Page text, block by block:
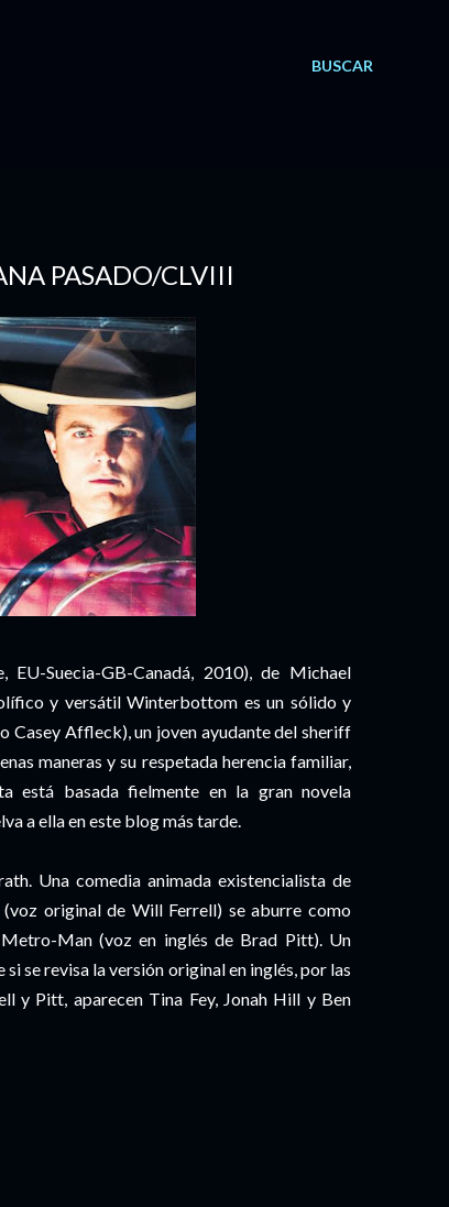
BUSCAR
PASADO/CLVIII
Suecia-GB-Canadá, 2010), de Michael
y versátil Winterbottom es un sólido y
Casey Affleck), un joven ayudante del sheriff
maneras y su respetada herencia familiar,
está basada fielmente en la gran novela
a ella en este blog más tarde.
Una comedia animada existencialista de
original de Will Ferrell) se aburre como
Man (voz en inglés de Brad Pitt). Un
se revisa la versión original en inglés, por las
y Pitt, aparecen Tina Fey, Jonah Hill y Ben